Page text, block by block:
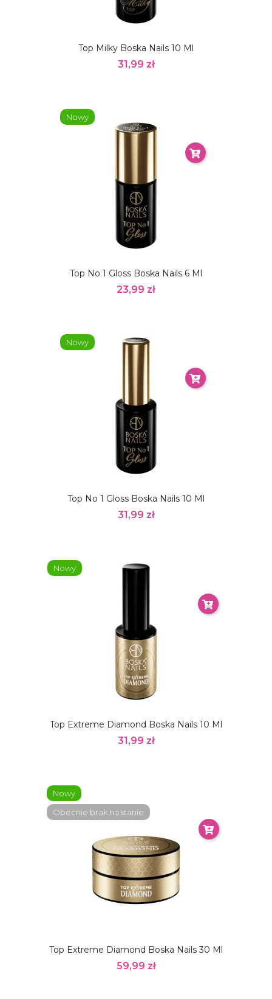
Top Milky Boska Nails 10 Ml
31,99 zł
Top No 1 Gloss Boska Nails 6 Ml
23,99 zł
Nowy
Top No 1 Gloss Boska Nails 10 Ml
31,99 zł
Nowy
Top Extreme Diamond Boska Nails 10 Ml
31,99 zł
Nowy
Top Extreme Diamond Boska Nails 30 Ml
59,99 zł
Nowy
Obecnie brak na stanie